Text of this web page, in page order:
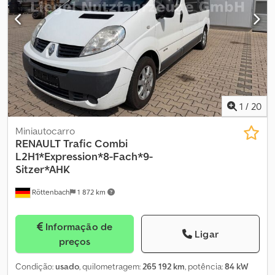
Claraboias danificadas - Depósito de água/recipiente - Fogão a
gás e pia - Frigorífico - WC - Água quente - Ar condicionado -
Aquecimento TRUMA - Engate anti-oscilação - Aprovação para
100 km/h - Toldo - Mover - Suporte para bicicletas Crjdpjthlugjfx
Aiqjf *Para danos, ver fotos Todas as informações sem garantia.
Financiamento da caravana desejada disponível conosco.
Tributação de diferença conforme § 25a UStG, IVA não dedutível.
1 / 20
Röttenbach 1 872 km
Miniautocarro
RENAULTTrafic Combi
L2H1*Expression*8-Fach*9-
Sitzer*AHK
Informação de
preços
Ligar
Condição:usado, quilometragem:265 192 km, potência:84 kW